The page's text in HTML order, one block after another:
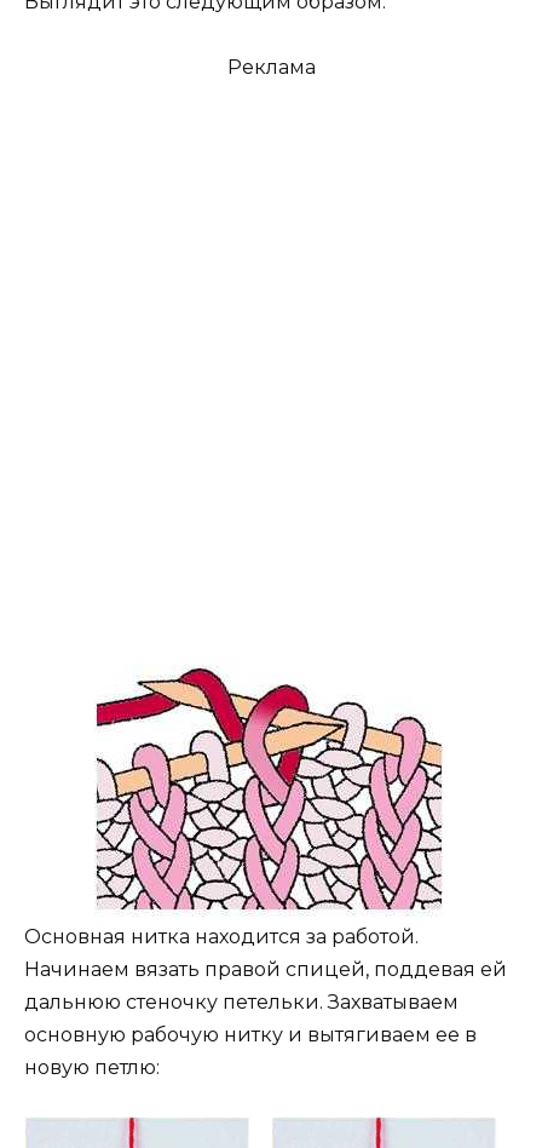
Реклама
Основная нитка находится за работой.
Начинаем вязать правой спицей, поддевая ей
дальнюю стеночку петельки. Захватываем
основную рабочую нитку и вытягиваем ее в
новую петлю: